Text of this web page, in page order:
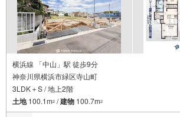
横浜線 「中山」駅 徒歩9分
神奈川県横浜市緑区寺山町
3LDK＋S / 地上2階
土地100.1m2 /建物 100.7m2